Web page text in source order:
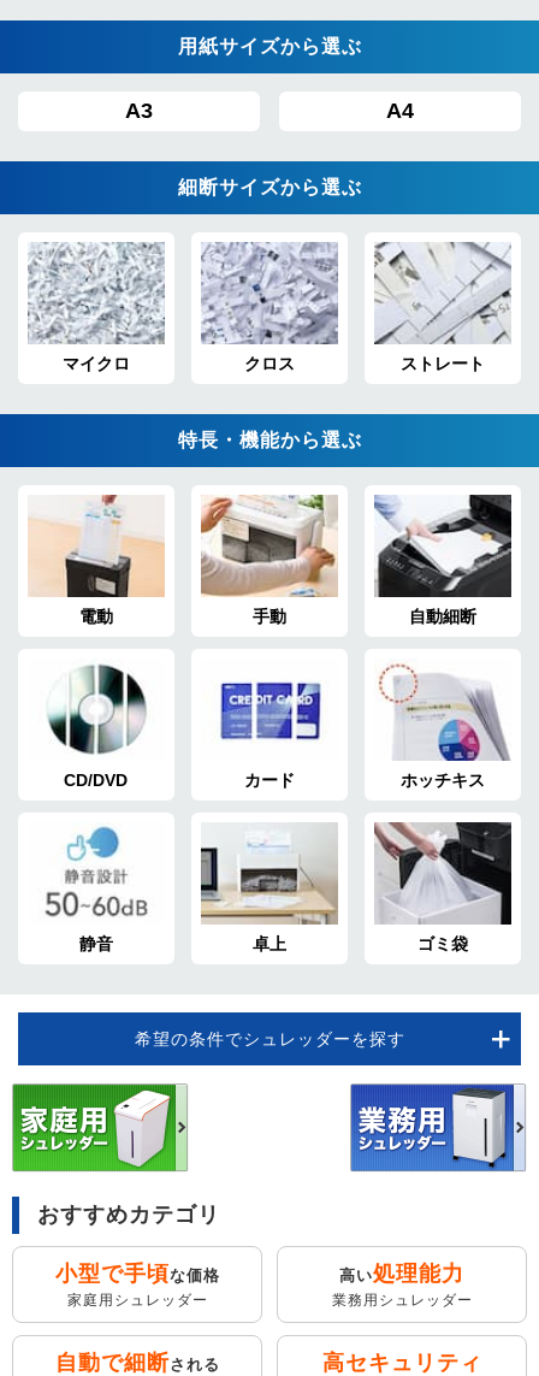
用紙サイズから選ぶ
A3 A4
細断サイズから選ぶ
マイクロ クロス ストレート
特長・機能から選ぶ
電動 手動 自動細断
CD/DVD カード ホッチキス
静音 卓上 ゴミ袋
希望の条件でシュレッダーを探す
おすすめカテゴリ
小型で手頃な価格
家庭用シュレッダー
高い処理能力
業務用シュレッダー
自動で細断される 高セキュリティ